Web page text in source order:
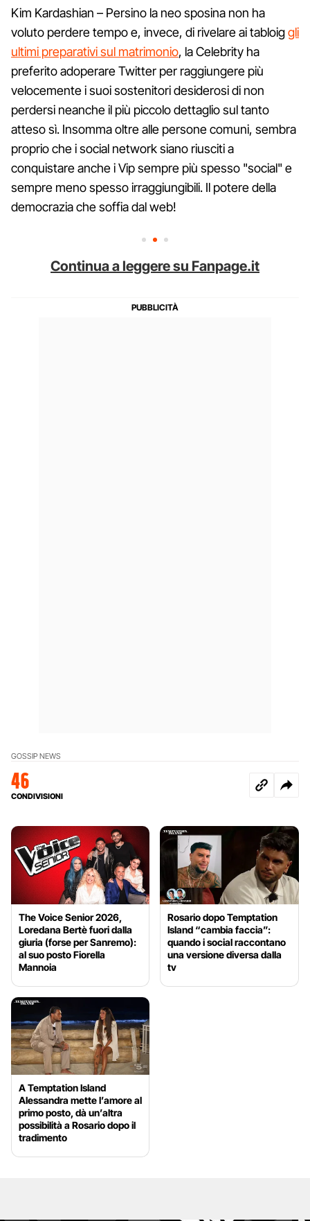
Kim Kardashian – Persino la neo sposina non ha
voluto perdere tempo e, invece, di rivelare ai tabloiggli
ultimi preparativi sul matrimonio, la Celebrity ha
preferito adoperare Twitter per raggiungere più
velocemente i suoi sostenitori desiderosi di non
perdersi neanche il più piccolo dettaglio sul tanto
atteso sì. Insomma oltre alle persone comuni, sembra
proprio che i social network siano riusciti a
conquistare anche i Vip sempre più spesso "social" e
sempre meno spesso irraggiungibili. Il potere della
democrazia che soffia dal web!
Continua a leggere su Fanpage.it
GOSSIP NEWS
46
CONDIVISIONI
The Voice Senior 2026,
Loredana Bertè fuori dalla
giuria (forse per Sanremo):
al suo posto Fiorella
Mannoia
Rosario dopo Temptation
Island “cambia faccia”:
quando i social raccontano
una versione diversa dalla
tv
A Temptation Island
Alessandra mette l’amore al
primo posto, dà un’altra
possibilità a Rosario dopo il
tradimento